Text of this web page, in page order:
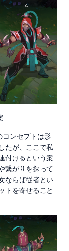
コンセプトは形
たが、ここで私
付けるという案
繋がりを探って
ならば従者とい
トを寄せること